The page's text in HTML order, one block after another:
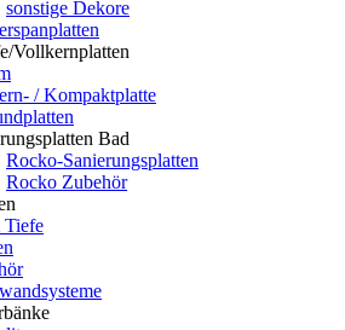
sonstige Dekore
Vollkernplatten
/ Kompaktplatte
Bad
Rocko-Sanierungsplatten
Rocko Zubehör
Tiefe